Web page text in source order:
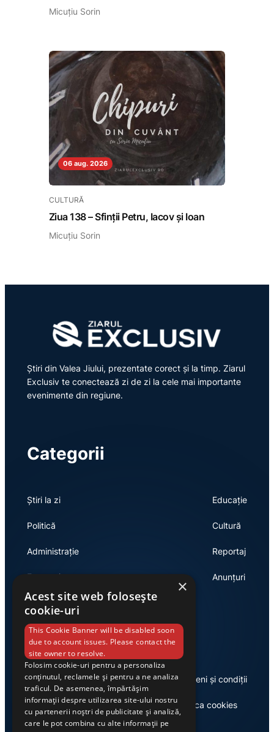
Micuțiu Sorin
06 aug. 2026
CULTURĂ
Ziua 138 – Sfinții Petru, Iacov și Ioan
Micuțiu Sorin
Știri din Valea Jiului, prezentate corect și la timp. Ziarul
Exclusiv te conectează zi de zi la cele mai importante
evenimente din regiune.
Categorii
Știri la zi
Politică
Administrație
Economie
Educație
Cultură
Reportaj
Anunțuri
Link-uri utile
Despre noi
Casa de editură Exclusiv
Termeni și condiții
Politica cookies
×
Acest site web folosește
cookie-uri
This Cookie Banner will be disabled soon
due to account issues. Please contact the
site owner to resolve.
Folosim cookie-uri pentru a personaliza
conținutul, reclamele și pentru a ne analiza
traficul. De asemenea, împărtășim
informații despre utilizarea site-ului nostru
cu partenerii noștri de publicitate și analiză,
care le pot combina cu alte informații pe